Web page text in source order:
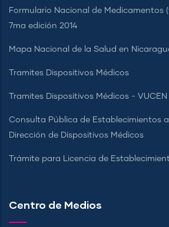
Formulario Nacional de Medicamentos
7ma edición 2014
Mapa Nacional de la Salud en
Tramites Dispositivos Médicos
Tramites Dispositivos Médicos - VUCEN
Consulta Pública de Establecimientos
Dirección de Dispositivos Médicos
Trámite para Licencia de
Centro de Medios